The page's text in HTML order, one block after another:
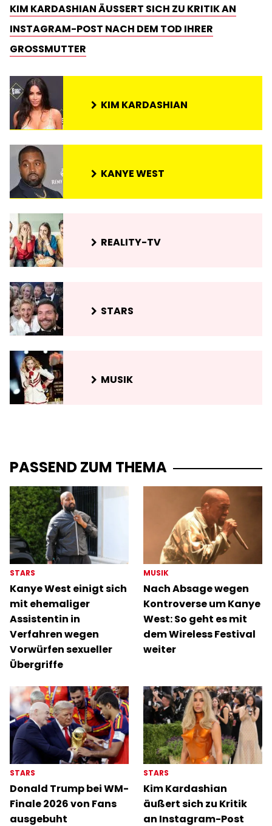
KIM KARDASHIAN ÄUSSERT SICH ZU KRITIK AN I
NSTAGRAM-POST NACH DEM TOD IHRER G
ROSSMUTTER
KIM KARDASHIAN
KANYE WEST
REALITY-TV
STARS
MUSIK
PASSEND ZUM THEMA
STARS
Kanye West einigt sich
mit ehemaliger
Assistentin in
Verfahren wegen
Vorwürfen sexueller
Übergriffe
MUSIK
Nach Absage wegen
Kontroverse um Kanye
West: So geht es mit
dem Wireless Festival
weiter
STARS
Donald Trump bei WM-
Finale 2026 von Fans
ausgebuht
STARS
Kim Kardashian
äußert sich zu Kritik
an Instagram-Post